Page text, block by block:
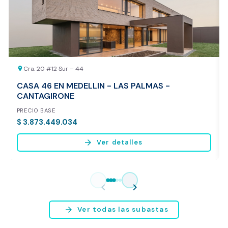
REALIZAR AVALÚO AHORA
* Servicio disponible exclusivamente para inmuebles ubicados en
Bogotá y Medellín.
location_on Cra. 20 #12 Sur – 44
CASA 46 EN MEDELLIN - LAS PALMAS -
CANTAGIRONE
PRECIO BASE
$ 3.873.449.034
arrow_forward Ver detalles
chevron_left chevron_right
arrow_forward Ver todas las subastas